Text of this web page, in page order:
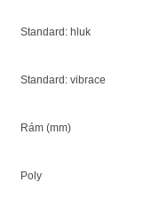
Standard: hluk
Standard: vibrace
Rám (mm)
Poly